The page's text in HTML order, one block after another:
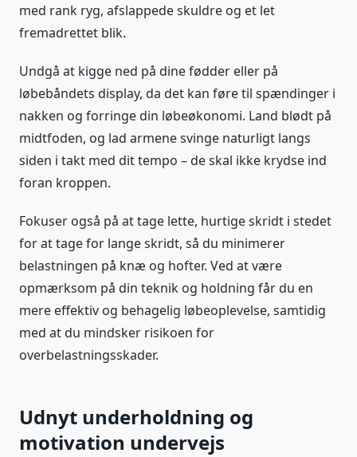
med rank ryg, afslappede skuldre og et let
fremadrettet blik.
Undgå at kigge ned på dine fødder eller på
løbebåndets display, da det kan føre til spændinger i
nakken og forringe din løbeøkonomi. Land blødt på
midtfoden, og lad armene svinge naturligt langs
siden i takt med dit tempo – de skal ikke krydse ind
foran kroppen.
Fokuser også på at tage lette, hurtige skridt i stedet
for at tage for lange skridt, så du minimerer
belastningen på knæ og hofter. Ved at være
opmærksom på din teknik og holdning får du en
mere effektiv og behagelig løbeoplevelse, samtidig
med at du mindsker risikoen for
overbelastningsskader.
Udnyt underholdning og
motivation undervejs